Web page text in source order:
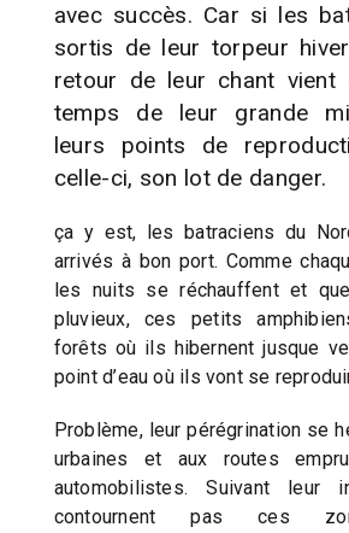
avec succès. Car si les
sortis de leur torpeur
retour de leur chant vient
temps de leur grande
leurs points de
celle-ci, son lot de danger.
ça y est, les batraciens du
arrivés à bon port. Comme
les nuits se réchauffent et
pluvieux, ces petits
forêts où ils hibernent jusque
point d’eau où ils vont se
Problème, leur pérégrination se
urbaines et aux routes
automobilistes. Suivant leur
contournent pas ces